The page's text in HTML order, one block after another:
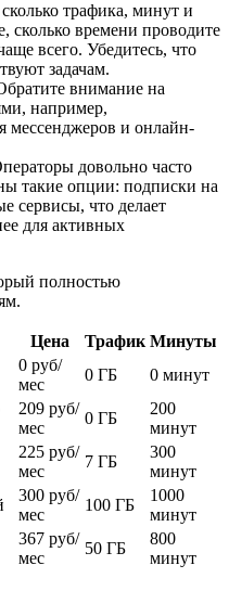
трафика, минут и
времени проводите
всего. Убедитесь, что
задачам.
внимание на
например,
мессенджеров и онлайн-
довольно часто
такие опции: подписки на
сервисы, что делает
для активных
полностью
Цена Трафик Минуты
0 руб/
мес
0 ГБ 0 минут
209 руб/
мес
0 ГБ
200
минут
225 руб/
мес
7 ГБ
300
минут
300 руб/
мес
100 ГБ
1000
минут
367 руб/
мес
50 ГБ
800
минут